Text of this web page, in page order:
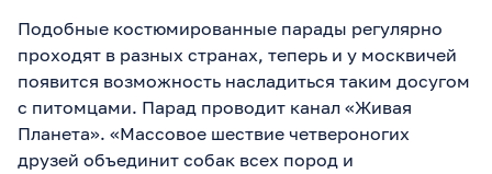
Подобные костюмированные парады регулярно
проходят в разных странах, теперь и у москвичей
появится возможность насладиться таким досугом
с питомцами. Парад проводит канал «Живая
Планета». «Массовое шествие четвероногих
друзей объединит собак всех пород и